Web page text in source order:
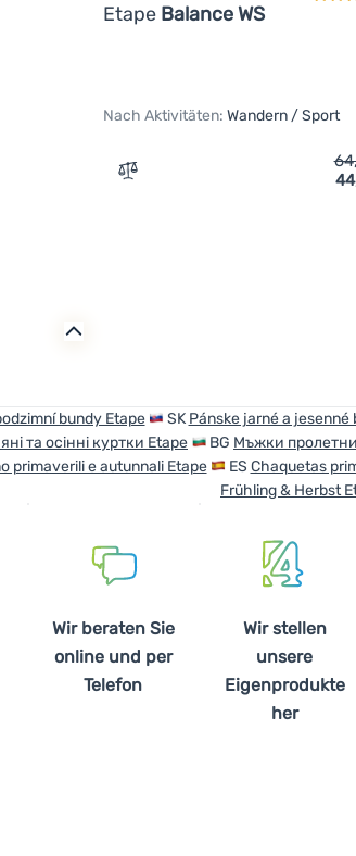
Etape Balance WS
Nach Aktivitäten: Wandern / Sport
Zum Vergleich 'Herrenjacke
bundy Etape SK Pánske jarné a jesenné
та осінні куртки Etape BG Мъжки
primaverili e autunnali Etape ES Chaquetas
Frühling & Herbst
Wir beraten Sie
online und per
Telefon
Wir stellen
unsere
Eigenprodukte
her